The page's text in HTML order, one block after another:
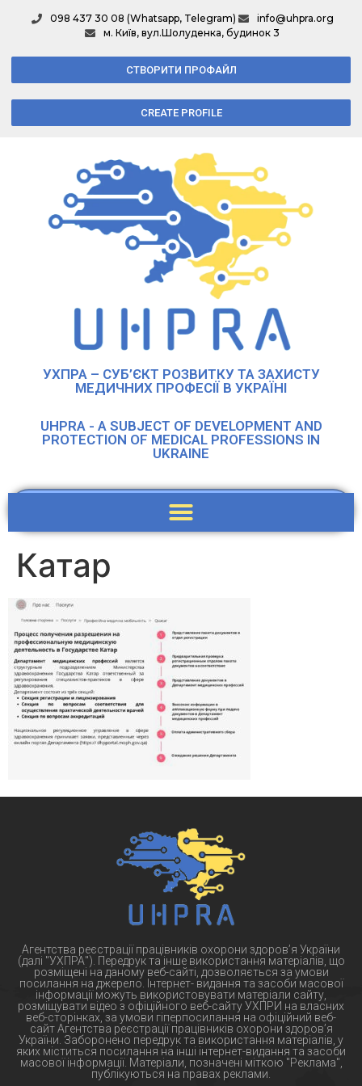
098 437 30 08 (Whatsapp, Telegram)
info@uhpra.org
м. Київ, вул.Шолуденка, будинок 3
СТВОРИТИ ПРОФАЙЛ
CREATE PROFILE
УХПРА – СУБ’ЄКТ РОЗВИТКУ ТА ЗАХИСТУ
МЕДИЧНИХ ПРОФЕСІЇ В УКРАЇНІ
UHPRA - A SUBJECT OF DEVELOPMENT AND
PROTECTION OF MEDICAL PROFESSIONS IN
UKRAINE
Катар
Агентства реєстрації працівників охорони здоров’я України
(далі "УХПРА"). Передрук та інше використання матеріалів, що
розміщені на даному веб-сайті, дозволяється за умови
посилання на джерело. Інтернет- видання та засоби масової
інформації можуть використовувати матеріали сайту,
розміщувати відео з офіційного веб-сайту УХПРИ на власних
веб-сторінках, за умови гіперпосилання на офіційний веб-
сайт Агентства реєстрації працівників охорони здоров’я
України. Заборонено передрук та використання матеріалів, у
яких міститься посилання на інші інтернет-видання та засоби
масової інформації. Матеріали, позначені міткою "Реклама",
публікуються на правах реклами.